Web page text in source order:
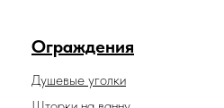
Ограждения
Душевые уголки